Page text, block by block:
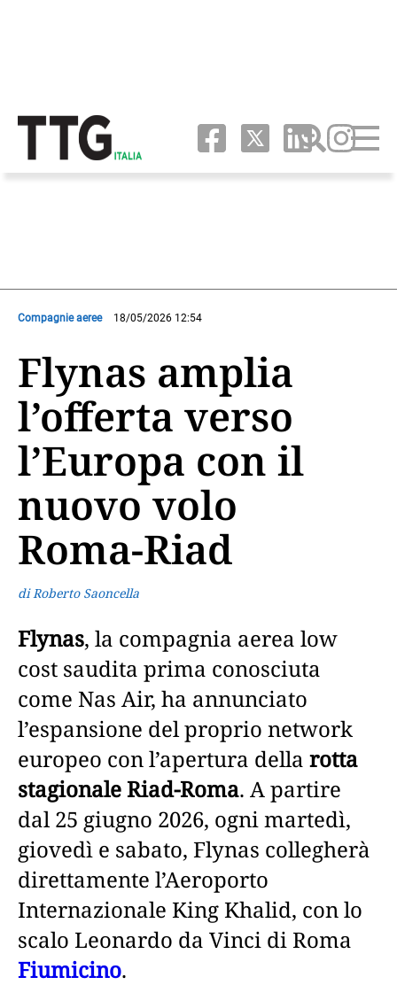
Compagnie aeree 18/05/2026 12:54
Flynas amplia
l’offerta verso
l’Europa con il
nuovo volo
Roma-Riad
di Roberto Saoncella
Flynas, la compagnia aerea low
cost saudita prima conosciuta
come Nas Air, ha annunciato
l’espansione del proprio network
europeo con l’apertura della rotta
stagionale Riad-Roma. A partire
dal 25 giugno 2026, ogni martedì,
giovedì e sabato, Flynas collegherà
direttamente l’Aeroporto
Internazionale King Khalid, con lo
scalo Leonardo da Vinci di Roma
Fiumicino.